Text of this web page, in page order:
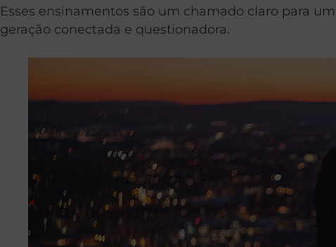
Esses ensinamentos são um chamado claro para
geração conectada e questionadora.